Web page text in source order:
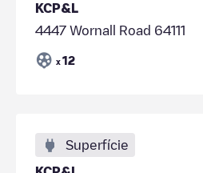
KCP&L
4447 Wornall Road 64111
x 12
Superfície